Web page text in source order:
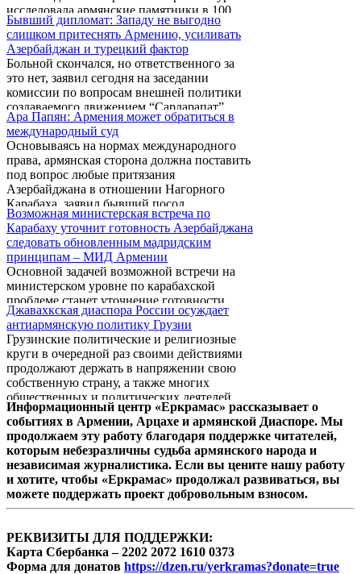
исследовала армянские памятники в 100
селах Ирана к югу от Тегерана до Новой
Джуги и Шираза. По словам руководителя
агентства Самвела Карапетяна, на этих
территориях сохранилось лишь около
армянских 20 кирпичных церквей.
Бывший дипломат: Западу не выгодно
слишком притеснять Армению, усиливать
Азербайджан и турецкий фактор
Больной скончался, но ответственного за
это нет, заявил сегодня на заседании
комиссии по вопросам внешней политики
создаваемого движением “Сардарапат”
альтернативного парламента бывший посол
РА в Канаде Ара Папян, говоря о процессе
нормализации армяно-турецких
отношений.
Ара Папян: Армения может обратиться в
международный суд
Основываясь на нормах международного
права, армянская сторона должна поставить
под вопрос любые притязания
Азербайджана в отношении Нагорного
Карабаха, заявил бывший посол,
руководитель центра «Модус Вивенди» Ара
Папян. По его словам, говоря о возможных
уступках, Армения лишь усиливает
позицию азербайджанской стороны,
предоставляя возможность для выдвижения
новых требований.
Возможная министерская встреча по
Карабаху уточнит готовность Азербайджана
следовать обновленным мадридским
принципам – МИД Армении
Основной задачей возможной встречи на
министерском уровне по карабахской
проблеме станет уточнение готовности
Азербайджана следовать последнему
варианту мадридских принципов, сказал
министр иностранных дел Армении Эдвард
Налбандян на пресс-конференции в среду.
Джавахкская диаспора России осуждает
антиармянскую политику Грузии
Грузинские политические и религиозные
круги в очередной раз своими действиями
продолжают держать в напряжении свою
собственную страну, а также многих
общественных и политических деятелей
обеспокоенных проблемами армянской
общины Грузии. В очередной раз
нарушаются религиозные и другие права
армянского населения Грузии и в данных
обстоятельствах армянские политические
круги в очередной раз и ради сохранения
незыблемости армяно-грузинских
отношений молчат, а нерешительные
Информационный центр «Еркрамас» рассказывает о
событиях в Армении, Арцахе и армянской Диаспоре. Мы
продолжаем эту работу благодаря поддержке читателей,
которым небезразличны судьба армянского народа и
независимая журналистика. Если вы цените нашу работу
и хотите, чтобы «Еркрамас» продолжал развиваться, вы
можете поддержать проект добровольным взносом.
РЕКВИЗИТЫ ДЛЯ ПОДДЕРЖКИ:
Карта Сбербанка – 2202 2072 1610 0373
Форма для донатов https://dzen.ru/yerkramas?donate=true